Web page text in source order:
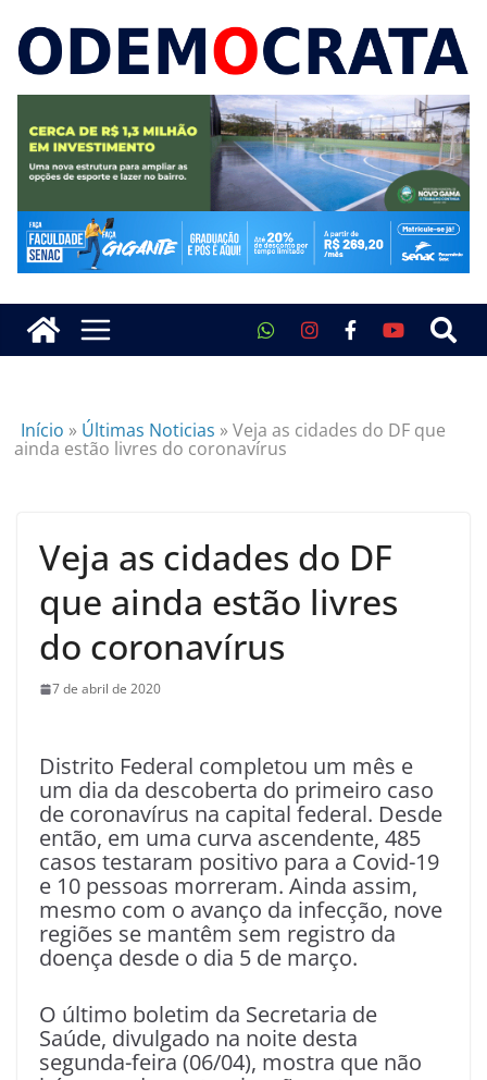
Início » Últimas Noticias »Veja as cidades do DF que
ainda estão livres do coronavírus
Veja as cidades do DF
que ainda estão livres
do coronavírus
7 de abril de 2020
Distrito Federal completou um mês e
um dia da descoberta do primeiro caso
de coronavírus na capital federal. Desde
então, em uma curva ascendente, 485
casos testaram positivo para a Covid-19
e 10 pessoas morreram. Ainda assim,
mesmo com o avanço da infecção, nove
regiões se mantêm sem registro da
doença desde o dia 5 de março.
O último boletim da Secretaria de
Saúde, divulgado na noite desta
segunda-feira (06/04), mostra que não